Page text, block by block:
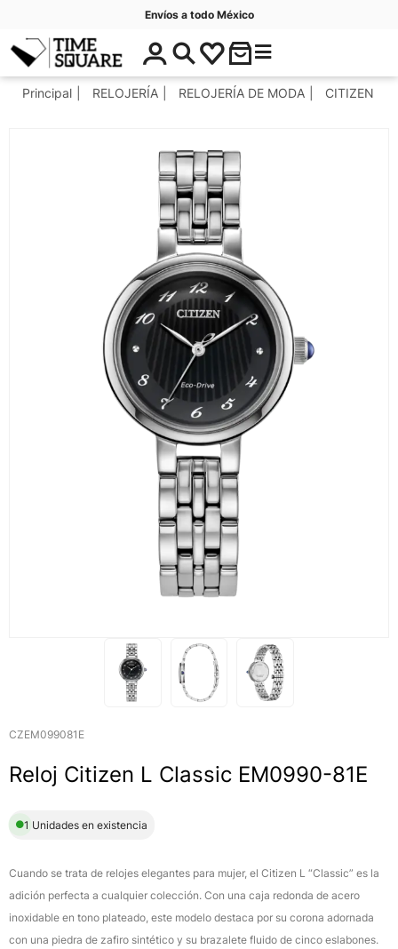
Envíos a todo México
Timesquare
$
0
.
C
t
Principal RELOJERÍA RELOJERÍA DE MODA CITIZEN
CZEM099081E
Reloj Citizen L Classic EM0990-81E
1 Unidades en existencia
Cuando se trata de relojes elegantes para mujer, el Citizen L “Classic” es la
adición perfecta a cualquier colección. Con una caja redonda de acero
inoxidable en tono plateado, este modelo destaca por su corona adornada
con una piedra de zafiro sintético y su brazalete fluido de cinco eslabones.